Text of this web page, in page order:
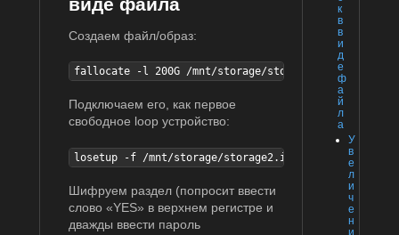
к
в
в
и
д
е
ф
а
й
л
а
У
в
е
л
и
ч
е
н
Создаем файл/образ:
fallocate -l 200G /mnt/storage/storage2.img
Подключаем его, как первое
свободное loop устройство:
losetup -f /mnt/storage/storage2.img
Шифруем раздел (попросит ввести
слово «YES» в верхнем регистре и
дважды ввести пароль